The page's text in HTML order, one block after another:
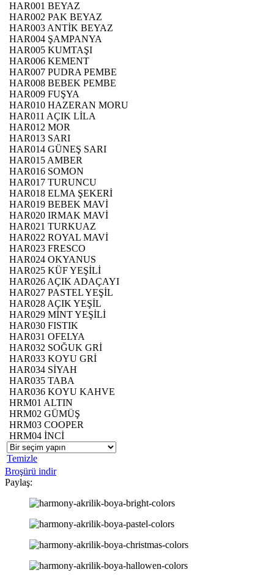
HAR001 BEYAZ
HAR002 PAK BEYAZ
HAR003 ANTİK BEYAZ
HAR004 ŞAMPANYA
HAR005 KUMTAŞI
HAR006 KEMENT
HAR007 PUDRA PEMBE
HAR008 BEBEK PEMBE
HAR009 FUŞYA
HAR010 HAZERAN MORU
HAR011 AÇIK LİLA
HAR012 MOR
HAR013 SARI
HAR014 GÜNEŞ SARI
HAR015 AMBER
HAR016 SOMON
HAR017 TURUNCU
HAR018 ELMA ŞEKERİ
HAR019 BEBEK MAVİ
HAR020 IRMAK MAVİ
HAR021 TURKUAZ
HAR022 ROYAL MAVİ
HAR023 FRESCO
HAR024 OKYANUS
HAR025 KÜF YEŞİLİ
HAR026 AÇIK ADAÇAYI
HAR027 PASTEL YEŞİL
HAR028 AÇIK YEŞİL
HAR029 MİNT YEŞİLİ
HAR030 FISTIK
HAR031 OFELYA
HAR032 SOĞUK GRİ
HAR033 KOYU GRİ
HAR034 SİYAH
HAR035 TABA
HAR036 KOYU KAHVE
HRM01 ALTIN
HRM02 GÜMÜŞ
HRM03 COOPER
HRM04 İNCİ
Temizle
Broşürü indir
Paylaş: